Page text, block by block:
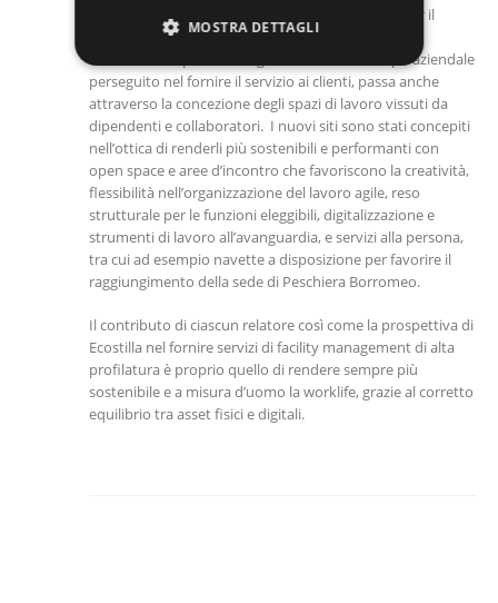
un approccio di miglioramento continuo anche per il
benessere delle persone che animano quegli spazi.
Connettere le persone migliorando le vite, scopo aziendale
perseguito nel fornire il servizio ai clienti, passa anche
attraverso la concezione degli spazi di lavoro vissuti da
dipendenti e collaboratori. I nuovi siti sono stati concepiti
nell’ottica di renderli più sostenibili e performanti con
open space e aree d’incontro che favoriscono la creatività,
flessibilità nell’organizzazione del lavoro agile, reso
strutturale per le funzioni eleggibili, digitalizzazione e
strumenti di lavoro all’avanguardia, e servizi alla persona,
tra cui ad esempio navette a disposizione per favorire il
raggiungimento della sede di Peschiera Borromeo.
Il contributo di ciascun relatore così come la prospettiva di
Ecostilla nel fornire servizi di facility management di alta
profilatura è proprio quello di rendere sempre più
sostenibile e a misura d’uomo la worklife, grazie al corretto
equilibrio tra asset fisici e digitali.
MOSTRA DETTAGLI